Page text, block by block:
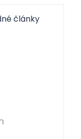
články